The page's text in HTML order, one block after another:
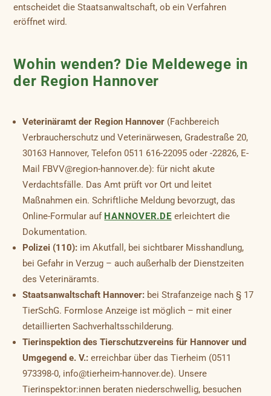
entscheidet die Staatsanwaltschaft, ob ein Verfahren
eröffnet wird.
Wohin wenden? Die Meldewege in
der Region Hannover
Veterinäramt der Region Hannover (Fachbereich
Verbraucherschutz und Veterinärwesen, Gradestraße 20,
30163 Hannover, Telefon 0511 616-22095 oder -22826, E-
Mail FBVV@region-hannover.de): für nicht akute
Verdachtsfälle. Das Amt prüft vor Ort und leitet
Maßnahmen ein. Schriftliche Meldung bevorzugt, das
Online-Formular auf HANNOVER.DE erleichtert die
Dokumentation.
Polizei (110): im Akutfall, bei sichtbarer Misshandlung,
bei Gefahr in Verzug – auch außerhalb der Dienstzeiten
des Veterinäramts.
Staatsanwaltschaft Hannover: bei Strafanzeige nach § 17
TierSchG. Formlose Anzeige ist möglich – mit einer
detaillierten Sachverhaltsschilderung.
Tierinspektion des Tierschutzvereins für Hannover und
Umgegend e. V.: erreichbar über das Tierheim (0511
973398-0, info@tierheim-hannover.de). Unsere
Tierinspektor:innen beraten niederschwellig, besuchen